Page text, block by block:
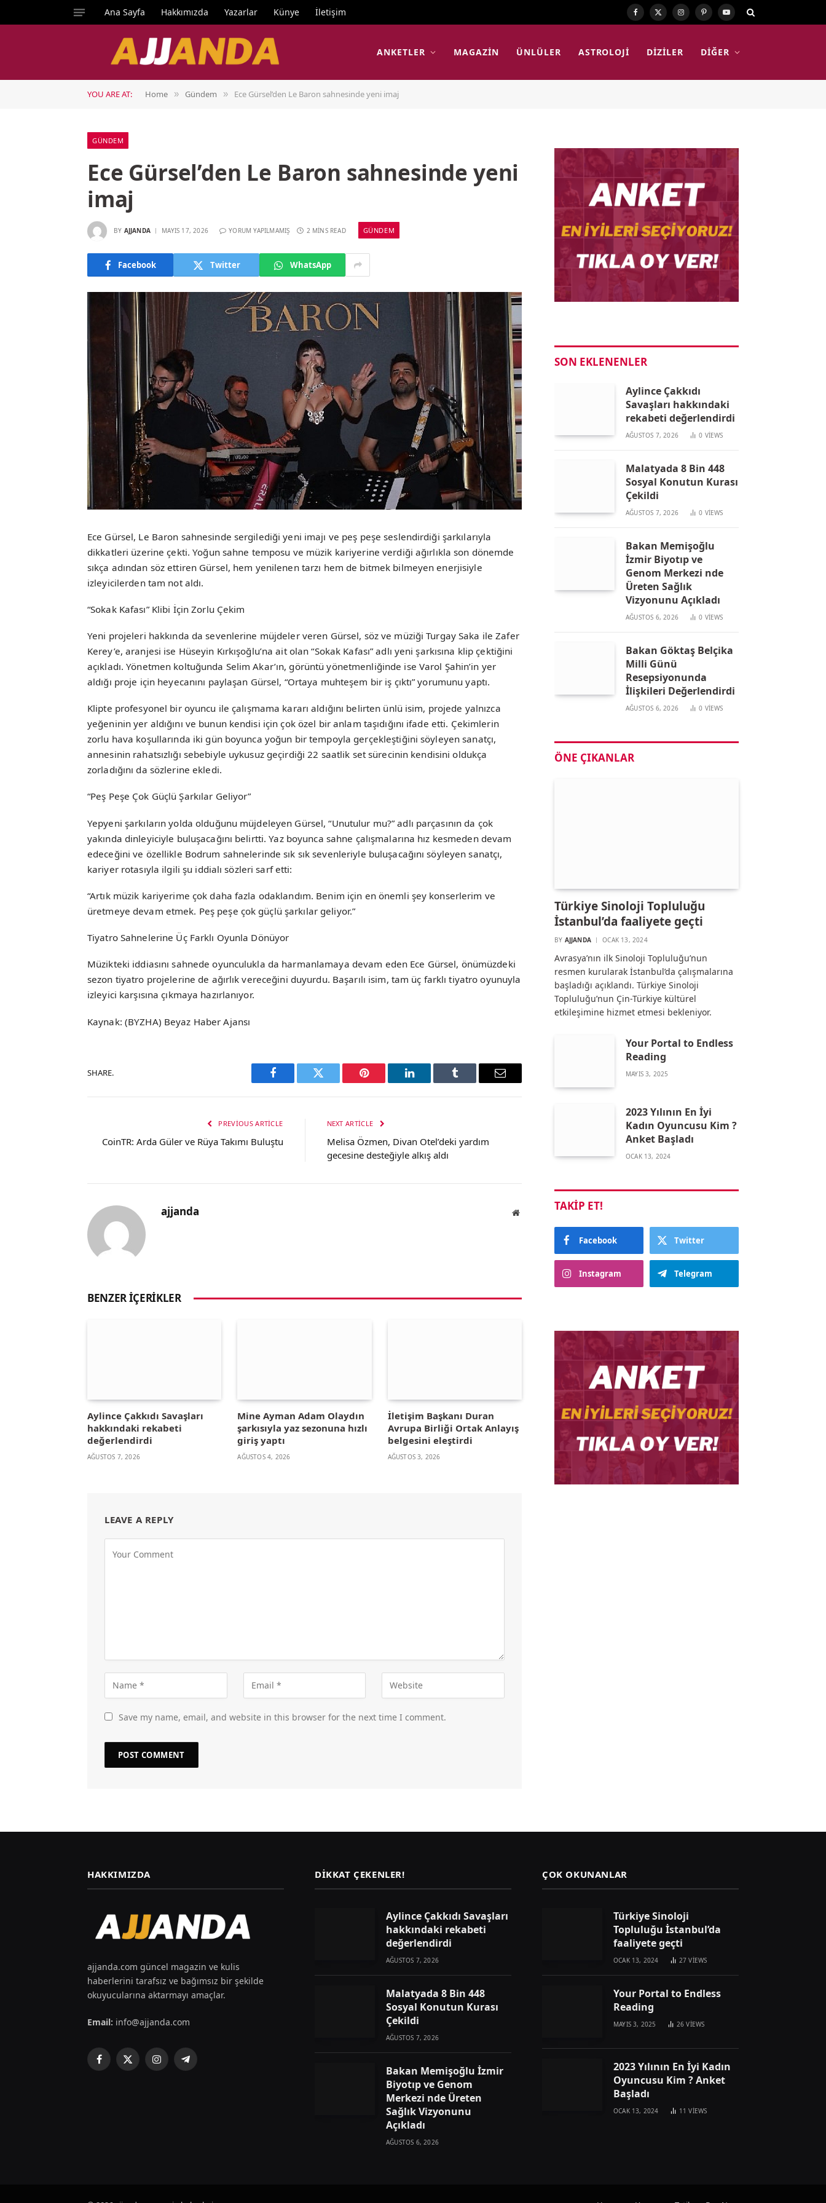
Ana Sayfa Hakkımızda Yazarlar Künye İletişim Facebook
X
Instagram
PinterestYouTube
ANKETLER MAGAZIN ÜNLÜLER ASTROLOJI DIZILER DIĞER
YOU ARE AT: Home » Gündem » Ece Gürsel’den Le Baron sahnesinde yeni imaj
GÜNDEM
Ece Gürsel’den Le Baron sahnesinde yeni
imaj
BY AJJANDA MAYIS 17, 2026 YORUM YAPILMAMIŞ 2 MINS READ GÜNDEM
Facebook Twitter WhatsApp
Ece Gürsel, Le Baron sahnesinde sergilediği yeni imajı ve peş peşe seslendirdiği şarkılarıyla
dikkatleri üzerine çekti. Yoğun sahne temposu ve müzik kariyerine verdiği ağırlıkla son dönemde
sıkça adından söz ettiren Gürsel, hem yenilenen tarzı hem de bitmek bilmeyen enerjisiyle
izleyicilerden tam not aldı.
“Sokak Kafası” Klibi İçin Zorlu Çekim
Yeni projeleri hakkında da sevenlerine müjdeler veren Gürsel, söz ve müziği Turgay Saka ile Zafer
Kerey’e, aranjesi ise Hüseyin Kırkışoğlu’na ait olan “Sokak Kafası” adlı yeni şarkısına klip çektiğini
açıkladı. Yönetmen koltuğunda Selim Akar’ın, görüntü yönetmenliğinde ise Varol Şahin’in yer
aldığı proje için heyecanını paylaşan Gürsel, “Ortaya muhteşem bir iş çıktı” yorumunu yaptı.
Klipte profesyonel bir oyuncu ile çalışmama kararı aldığını belirten ünlü isim, projede yalnızca
yeğeninin yer aldığını ve bunun kendisi için çok özel bir anlam taşıdığını ifade etti. Çekimlerin
zorlu hava koşullarında iki gün boyunca yoğun bir tempoyla gerçekleştiğini söyleyen sanatçı,
annesinin rahatsızlığı sebebiyle uykusuz geçirdiği 22 saatlik set sürecinin kendisini oldukça
zorladığını da sözlerine ekledi.
“Peş Peşe Çok Güçlü Şarkılar Geliyor”
Yepyeni şarkıların yolda olduğunu müjdeleyen Gürsel, “Unutulur mu?” adlı parçasının da çok
yakında dinleyiciyle buluşacağını belirtti. Yaz boyunca sahne çalışmalarına hız kesmeden devam
edeceğini ve özellikle Bodrum sahnelerinde sık sık sevenleriyle buluşacağını söyleyen sanatçı,
kariyer rotasıyla ilgili şu iddialı sözleri sarf etti:
“Artık müzik kariyerime çok daha fazla odaklandım. Benim için en önemli şey konserlerim ve
üretmeye devam etmek. Peş peşe çok güçlü şarkılar geliyor.”
Tiyatro Sahnelerine Üç Farklı Oyunla Dönüyor
Müzikteki iddiasını sahnede oyunculukla da harmanlamaya devam eden Ece Gürsel, önümüzdeki
sezon tiyatro projelerine de ağırlık vereceğini duyurdu. Başarılı isim, tam üç farklı tiyatro oyunuyla
izleyici karşısına çıkmaya hazırlanıyor.
Kaynak: (BYZHA) Beyaz Haber Ajansı
SHARE.
Facebook Twitter Pinterest LinkedIn Tumblr Email
PREVIOUS ARTICLE
CoinTR: Arda Güler ve Rüya Takımı Buluştu
NEXT ARTICLE
Melisa Özmen, Divan Otel’deki yardım
gecesine desteğiyle alkış aldı
ajjanda Website
BENZER İÇERIKLER
Aylince Çakkıdı Savaşları
hakkındaki rekabeti
değerlendirdi
AĞUSTOS 7, 2026
Mine Ayman Adam Olaydın
şarkısıyla yaz sezonuna hızlı
giriş yaptı
AĞUSTOS 4, 2026
İletişim Başkanı Duran
Avrupa Birliği Ortak Anlayış
belgesini eleştirdi
AĞUSTOS 3, 2026
LEAVE A REPLY
Save my name, email, and website in this browser for the next time I comment.
SON EKLENENLER
Aylince Çakkıdı
Savaşları hakkındaki
rekabeti değerlendirdi
AĞUSTOS 7, 2026 0 VIEWS
Malatyada 8 Bin 448
Sosyal Konutun Kurası
Çekildi
AĞUSTOS 7, 2026 0 VIEWS
Bakan Memişoğlu
İzmir Biyotıp ve
Genom Merkezi nde
Üreten Sağlık
Vizyonunu Açıkladı
AĞUSTOS 6, 2026 0 VIEWS
Bakan Göktaş Belçika
Milli Günü
Resepsiyonunda
İlişkileri Değerlendirdi
AĞUSTOS 6, 2026 0 VIEWS
ÖNE ÇIKANLAR
Türkiye Sinoloji Topluluğu
İstanbul’da faaliyete geçti
BY AJJANDA OCAK 13, 2024
Avrasya’nın ilk Sinoloji Topluluğu’nun
resmen kurularak İstanbul’da çalışmalarına
başladığı açıklandı. Türkiye Sinoloji
Topluluğu’nun Çin-Türkiye kültürel
etkileşimine hizmet etmesi bekleniyor.
Your Portal to Endless
Reading
MAYIS 3, 2025
2023 Yılının En İyi
Kadın Oyuncusu Kim ?
Anket Başladı
OCAK 13, 2024
TAKIP ET!
Facebook Twitter
Instagram Telegram
HAKKIMIZDA
ajjanda.com güncel magazin ve kulis
haberlerini tarafsız ve bağımsız bir şekilde
okuyucularına aktarmayı amaçlar.
Email: info@ajjanda.com
Facebook
X
InstagramTelegram
DIKKAT ÇEKENLER!
Aylince Çakkıdı Savaşları
hakkındaki rekabeti
değerlendirdi
AĞUSTOS 7, 2026
Malatyada 8 Bin 448
Sosyal Konutun Kurası
Çekildi
AĞUSTOS 7, 2026
Bakan Memişoğlu İzmir
Biyotıp ve Genom
Merkezi nde Üreten
Sağlık Vizyonunu
Açıkladı
AĞUSTOS 6, 2026
ÇOK OKUNANLAR
Türkiye Sinoloji
Topluluğu İstanbul’da
faaliyete geçti
OCAK 13, 2024 27VIEWS
Your Portal to Endless
Reading
MAYIS 3, 2025 26VIEWS
2023 Yılının En İyi Kadın
Oyuncusu Kim ? Anket
Başladı
OCAK 13, 2024 11VIEWS